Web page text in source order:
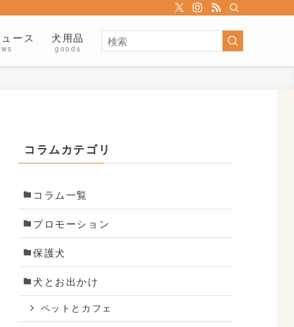
ース 犬用品
goods
コラムカテゴリ
コラム一覧
プロモーション
保護犬
犬とお出かけ
ペットとカフェ